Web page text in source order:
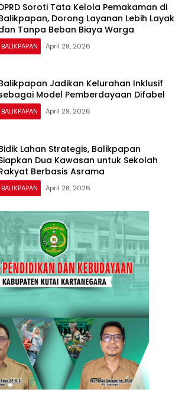
Soroti Tata Kelola Pemakaman di
Dorong Layanan Lebih Layak
Tanpa Beban Biaya Warga
BALIKPAPAN April 29, 2026
Jadikan Kelurahan Inklusif
Model Pemberdayaan Difabel
BALIKPAPAN April 29, 2026
Lahan Strategis, Balikpapan
Dua Kawasan untuk Sekolah
Berbasis Asrama
BALIKPAPAN April 28, 2026